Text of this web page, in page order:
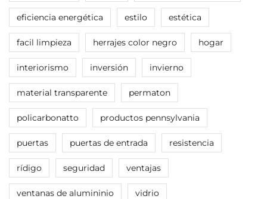
eficiencia energética estilo estética
facil limpieza herrajes color negro hogar
interiorismo inversión invierno
material transparente permaton
policarbonatto productos pennsylvania
puertas puertas de entrada resistencia
rídigo seguridad ventajas
ventanas de alumininio vidrio